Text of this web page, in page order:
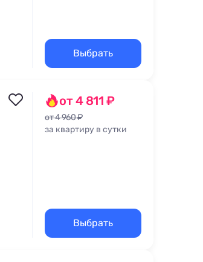
Выбрать
от 4 811 ₽
от 4 960 ₽
за квартиру в сутки
Выбрать